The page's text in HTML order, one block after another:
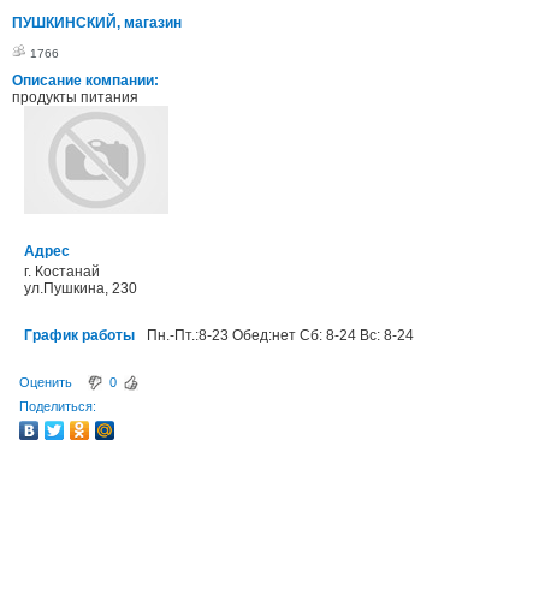
ПУШКИНСКИЙ, магазин
1766
Описание компании:
продукты питания
Адрес
г. Костанай
ул.Пушкина, 230
График работы Пн.-Пт.:8-23 Обед:нет Сб: 8-24 Вс: 8-24
Оценить
0
Поделиться: